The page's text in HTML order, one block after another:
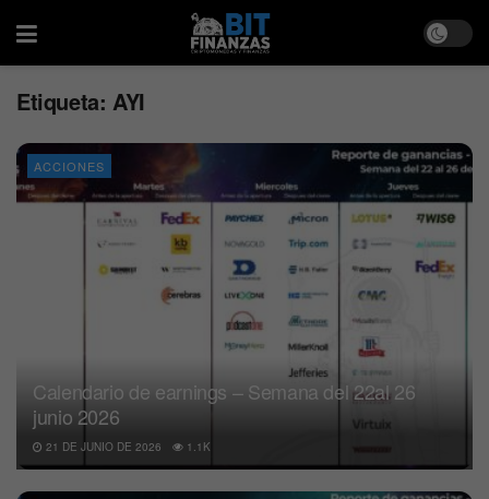
Etiqueta: AYI
ACCIONES
Calendario de earnings – Semana del 22al 26
junio 2026
21 DE JUNIO DE 2026 1.1K